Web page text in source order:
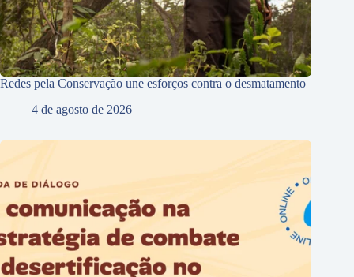
Redes pela Conservação une esforços contra o desmatamento
4 de agosto de 2026